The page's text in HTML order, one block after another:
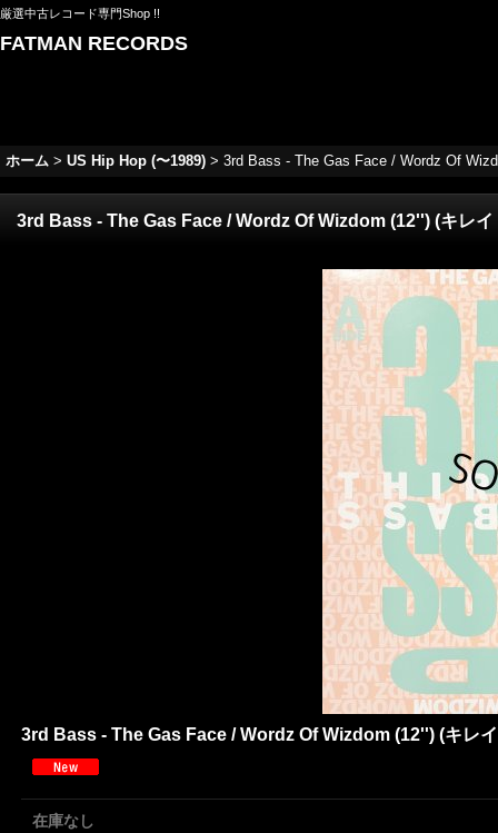
厳選中古レコード専門Shop !!
FATMAN RECORDS
ホーム > US Hip Hop (〜1989) > 3rd Bass - The Gas Face / Wordz Of
3rd Bass - The Gas Face / Wordz Of Wizdom (12'') (キレイ
3rd Bass - The Gas Face / Wordz Of Wizdom (12'') (キレ
在庫なし